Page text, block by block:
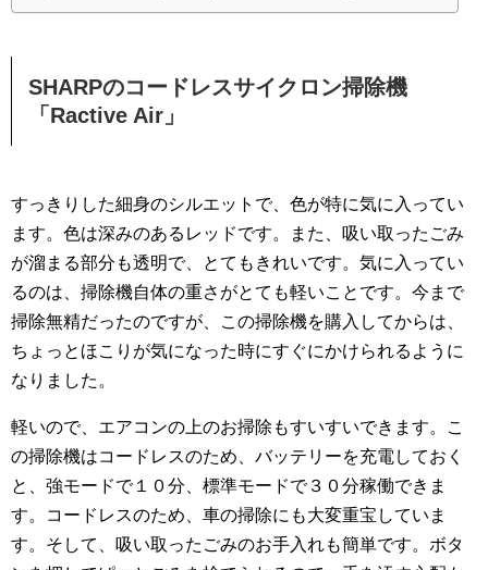
SHARPのコードレスサイクロン掃除機
「Ractive Air」
すっきりした細身のシルエットで、色が特に気に入ってい
ます。色は深みのあるレッドです。また、吸い取ったごみ
が溜まる部分も透明で、とてもきれいです。気に入ってい
るのは、掃除機自体の重さがとても軽いことです。今まで
掃除無精だったのですが、この掃除機を購入してからは、
ちょっとほこりが気になった時にすぐにかけられるように
なりました。
軽いので、エアコンの上のお掃除もすいすいできます。こ
の掃除機はコードレスのため、バッテリーを充電しておく
と、強モードで１０分、標準モードで３０分稼働できま
す。コードレスのため、車の掃除にも大変重宝していま
す。そして、吸い取ったごみのお手入れも簡単です。ボタ